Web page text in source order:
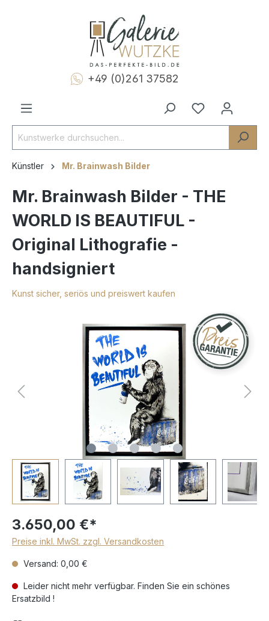
+49 (0)261 37582
Künstler Mr. Brainwash Bilder
Mr. Brainwash Bilder - THE
WORLD IS BEAUTIFUL -
Original Lithografie -
handsigniert
Kunst sicher, seriös und preiswert kaufen
3.650,00 €*
Preise inkl. MwSt. zzgl. Versandkosten
Versand: 0,00 €
Leider nicht mehr verfügbar. Finden Sie ein schönes
Ersatzbild !